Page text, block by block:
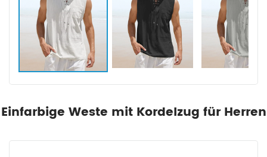
Einfarbige Weste mit Kordelzug für Herren